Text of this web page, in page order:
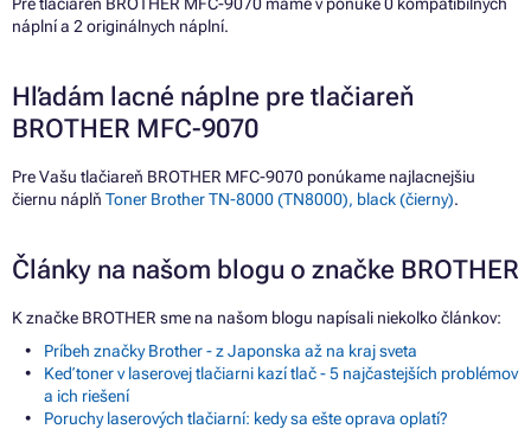
náplní a 2 originálnych náplní.
Hľadám lacné náplne pre tlačiareň
BROTHER MFC-9070
Pre Vašu tlačiareň BROTHER MFC-9070 ponúkame najlacnejšiu
čiernu náplň Toner Brother TN-8000 (TN8000), black (čierny).
Články na našom blogu o značke BROTHER
K značke BROTHER sme na našom blogu napísali niekoľko článkov:
Príbeh značky Brother - z Japonska až na kraj sveta
Keď toner v laserovej tlačiarni kazí tlač - 5 najčastejších problémov
a ich riešení
Poruchy laserových tlačiarní: kedy sa ešte oprava oplatí?